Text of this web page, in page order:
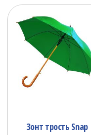
Зонт трость Snap